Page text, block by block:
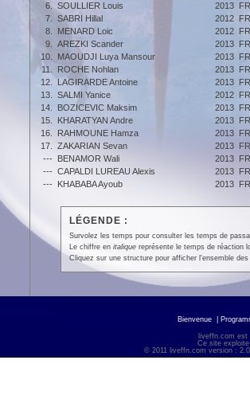
6.
SOULLIER Louis 2013
7.
SABRI Hillal 2012
8.
MENARD Loic 2012
9.
AREZKI Scander 2013
10.
MAOUDJI Luya Mansour 2013
11.
ROCHE Nohlan 2013
12.
LAGIRARDE Antoine 2013
13.
SALMI Yanice 2012
14.
BOZICEVIC Maksim 2013
15.
KHARATYAN Andre 2013
16.
RAHMOUNE Hamza 2013
17.
ZAKARIAN Sevan 2013
--- BENAMOR Wali 2013
--- CAPALDI LUREAU Alexis 2013
--- KHABABA Ayoub 2013
LÉGENDE :
Survolez les temps pour consulter les temps de
Le chiffre en italiquereprésente le temps de réaction
Cliquez sur une structure pour afficher l'ensemble
Bienvenue
liveffn.com est
Ce site
© 2011 liveffn.com version :